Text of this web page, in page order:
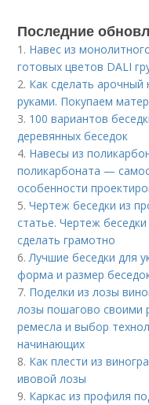
Последние
1. Навес из
готовых цветов DALI
2. Как сделать арочный
руками. Покупаем
3. 100 вариантов
деревянных беседок
4. Навесы из
поликарбоната —
особенности
5.Чертеж беседки из
статье. Чертеж
сделать грамотно
6.Лучшие беседки для
форма и размер
7. Поделки из лозы
лозы пошагово своими
ремесла и выбор
начинающих
8. Как плести из
ивовой лозы
9. Каркас из профиля